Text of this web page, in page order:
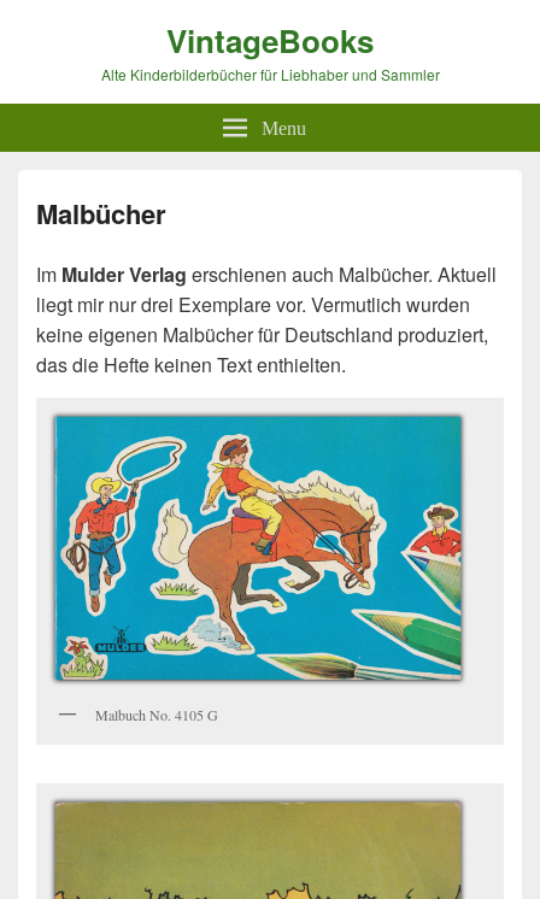
VintageBooks
Alte Kinderbilderbücher für Liebhaber und Sammler
Menu
Malbücher
Im Mulder Verlag erschienen auch Malbücher. Aktuell
liegt mir nur drei Exemplare vor. Vermutlich wurden
keine eigenen Malbücher für Deutschland produziert,
das die Hefte keinen Text enthielten.
Malbuch No. 4105 G